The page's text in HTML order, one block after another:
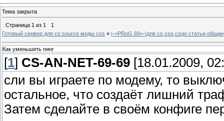
Тема закрыта
Страница 1 из 1
1
Готовый сервер для cs:source моды css » |-=PRoG.69=-|для cs,css,csgo cтатьи общии
Как уменьшить пинг
[1] CS-AN-NET-69-69 [18.01.2009,
сли вы играете по модему, то
остальное, что создаёт лишний
Затем сделайте в своём конфиге